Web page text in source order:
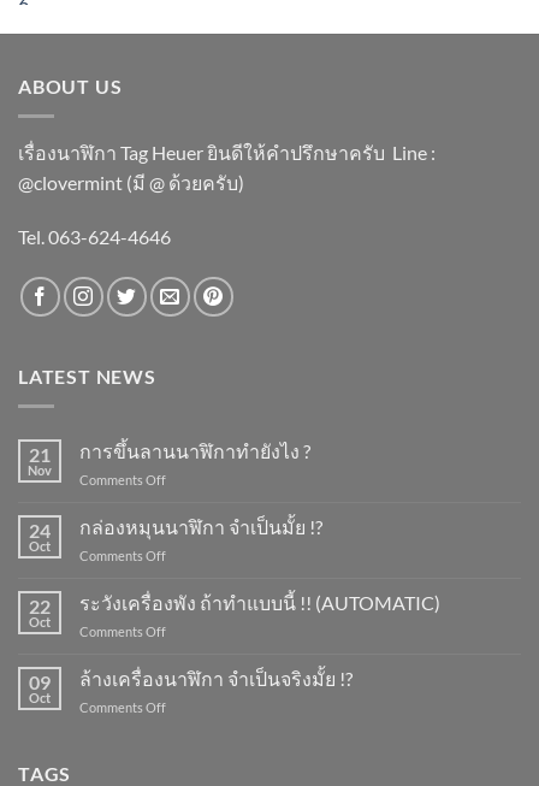
ABOUT US
เรื่องนาฬิกา Tag Heuer ยินดีให้คำปรึกษาครับ ​Line :
@clovermint (มี @ ด้วยครับ)
Tel. 063-624-4646
LATEST NEWS
21
Nov
การขึ้นลานนาฬิกาทำยังไง ?
Comments Offon
ลาน
นาฬิกา
ยัง
24
Oct
กล่องหมุนนาฬิกา จำเป็นมั้ย !?
Comments Offon
หมุน
นาฬิกา
จำเป็น
!?
22
Oct
ระวังเครื่องพัง ถ้าทำแบบนี้ !! (AUTOMATIC)
Comments Offon
เครื่อง
พัง
ถ้า
09
Oct
ล้างเครื่องนาฬิกา จำเป็นจริงมั้ย !?
Comments Offon
TAGS